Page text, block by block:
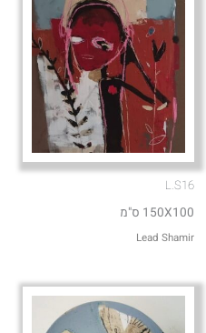
L.S16
150X100 ס"מ
Lead Shamir